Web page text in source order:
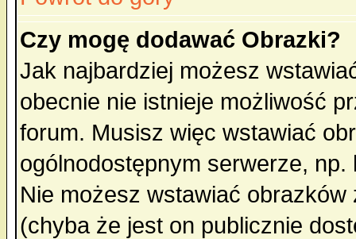
Czy mogę dodawać Obrazki?
Jak najbardziej możesz
obecnie nie istnieje możliwość
forum. Musisz więc wstawiać
ogólnodostępnym serwerze,
Nie możesz wstawiać
(chyba że jest on publicznie